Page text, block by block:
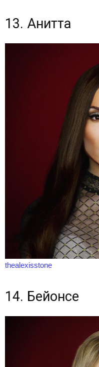
13. Анитта
thealexisstone
14. Бейонсе